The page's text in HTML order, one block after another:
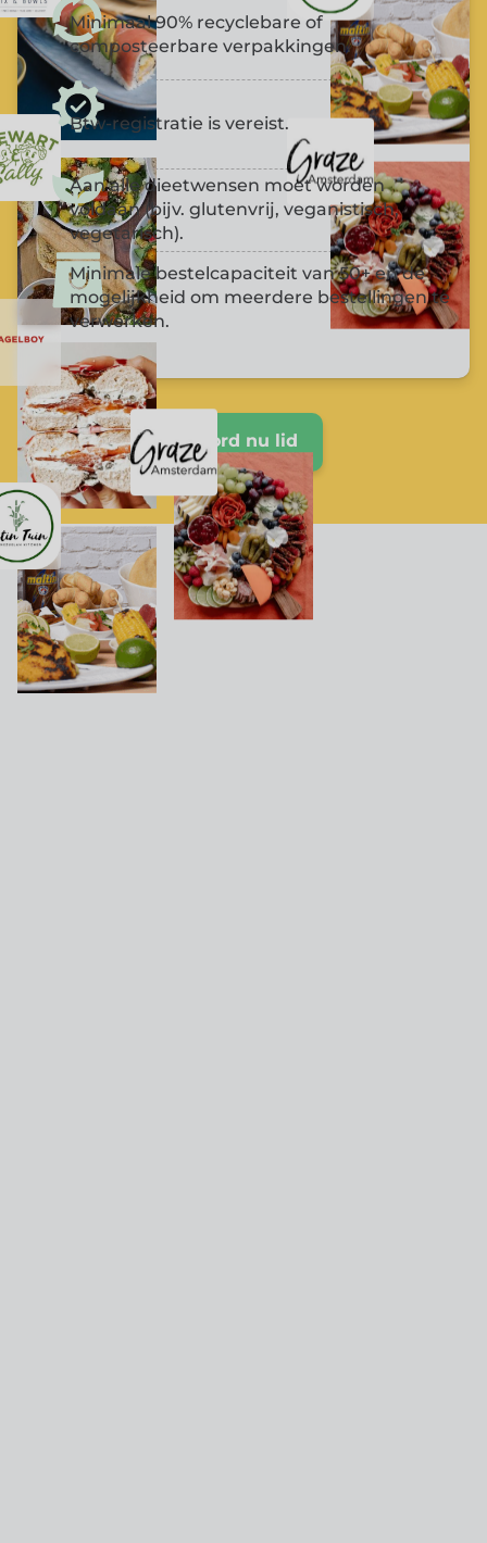
Minimaal 90% recyclebare of
composteerbare verpakkingen.
Btw-registratie is vereist.
Aan alle dieetwensen moet worden
voldaan (bijv. glutenvrij, veganistisch,
vegetarisch).
Minimale bestelcapaciteit van 50+ en de
mogelijkheid om meerdere bestellingen te
verwerken.
Word nu lid
Lees meer over
onze diensten.